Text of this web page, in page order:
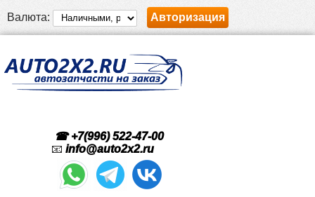
Валюта: Авторизация
☎ +7(996) 522-47-00
📧 info@auto2x2.ru